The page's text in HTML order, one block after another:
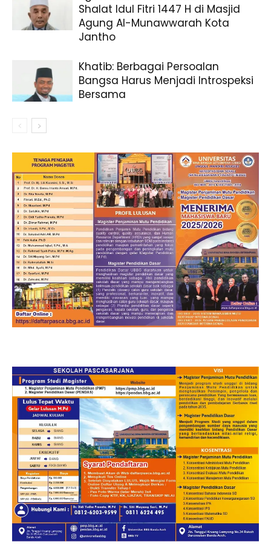
Shalat Idul Fitri 1447 H di Masjid
Agung Al-Munawwarah Kota
Jantho
Khatib: Berbagai Persoalan
Bangsa Harus Menjadi Introspeksi
Bersama